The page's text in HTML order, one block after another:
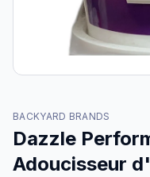
BACKYARD BRANDS
Dazzle
Adoucisseur